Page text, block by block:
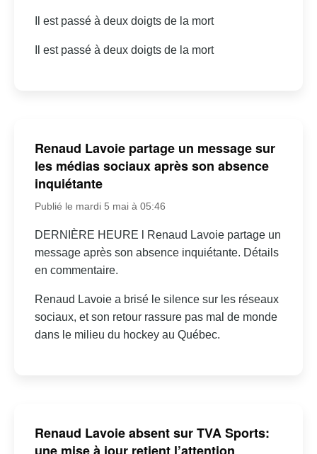
Il est passé à deux doigts de la mort
Il est passé à deux doigts de la mort
Renaud Lavoie partage un message sur
les médias sociaux après son absence
inquiétante
Publié le mardi 5 mai à 05:46
DERNIÈRE HEURE l Renaud Lavoie partage un
message après son absence inquiétante. Détails
en commentaire.
Renaud Lavoie a brisé le silence sur les réseaux
sociaux, et son retour rassure pas mal de monde
dans le milieu du hockey au Québec.
Renaud Lavoie absent sur TVA Sports:
une mise à jour retient l’attention